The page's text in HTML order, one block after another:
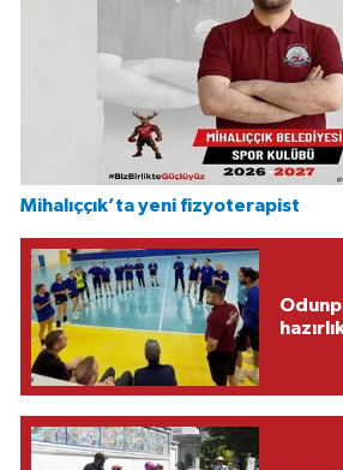
Mihalıççık’ta yeni fizyoterapist